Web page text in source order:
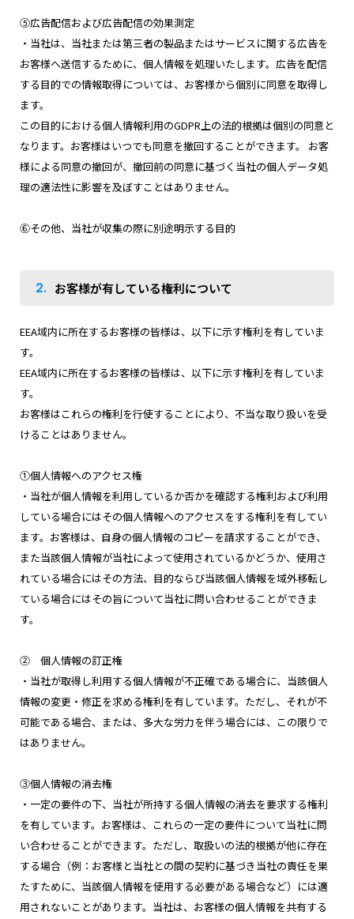
⑤広告配信および広告配信の効果測定
・当社は、当社または第三者の製品またはサービスに関する広告を
お客様へ送信するために、個人情報を処理いたします。広告を配信
する目的での情報取得については、お客様から個別に同意を取得し
ます。
この目的における個人情報利用のGDPR上の法的根拠は個別の同意と
なります。お客様はいつでも同意を撤回することができます。 お客
様による同意の撤回が、撤回前の同意に基づく当社の個人データ処
理の適法性に影響を及ぼすことはありません。
⑥その他、当社が収集の際に別途明示する目的
2. お客様が有している権利について
EEA域内に所在するお客様の皆様は、以下に示す権利を有していま
す。
EEA域内に所在するお客様の皆様は、以下に示す権利を有していま
す。
お客様はこれらの権利を行使することにより、不当な取り扱いを受
けることはありません。
①個人情報へのアクセス権
・当社が個人情報を利用しているか否かを確認する権利および利用
している場合にはその個人情報へのアクセスをする権利を有してい
ます。お客様は、自身の個人情報のコピーを請求することができ、
また当該個人情報が当社によって使用されているかどうか、使用さ
れている場合にはその方法、目的ならび当該個人情報を域外移転し
ている場合にはその旨について当社に問い合わせることができま
す。
② 個人情報の訂正権
・当社が取得し利用する個人情報が不正確である場合に、当該個人
情報の変更・修正を求める権利を有しています。ただし、それが不
可能である場合、または、多大な労力を伴う場合には、この限りで
はありません。
③個人情報の消去権
・一定の要件の下、当社が所持する個人情報の消去を要求する権利
を有しています。お客様は、これらの一定の要件について当社に問
い合わせることができます。ただし、取扱いの法的根拠が他に存在
する場合（例：お客様と当社との間の契約に基づき当社の責任を果
たすために、当該個人情報を使用する必要がある場合など）には適
用されないことがあります。当社は、お客様の個人情報を共有する